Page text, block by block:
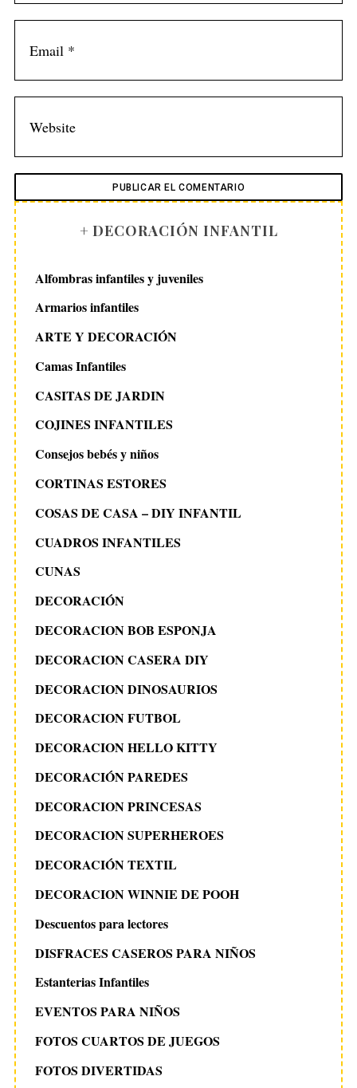
+ DECORACIÓN INFANTIL
Alfombras infantiles y juveniles
Armarios infantiles
ARTE Y DECORACIÓN
Camas Infantiles
CASITAS DE JARDIN
COJINES INFANTILES
Consejos bebés y niños
CORTINAS ESTORES
COSAS DE CASA – DIY INFANTIL
CUADROS INFANTILES
CUNAS
DECORACIÓN
DECORACION BOB ESPONJA
DECORACION CASERA DIY
DECORACION DINOSAURIOS
DECORACION FUTBOL
DECORACION HELLO KITTY
DECORACIÓN PAREDES
DECORACION PRINCESAS
DECORACION SUPERHEROES
DECORACIÓN TEXTIL
DECORACION WINNIE DE POOH
Descuentos para lectores
DISFRACES CASEROS PARA NIÑOS
Estanterias Infantiles
EVENTOS PARA NIÑOS
FOTOS CUARTOS DE JUEGOS
FOTOS DIVERTIDAS